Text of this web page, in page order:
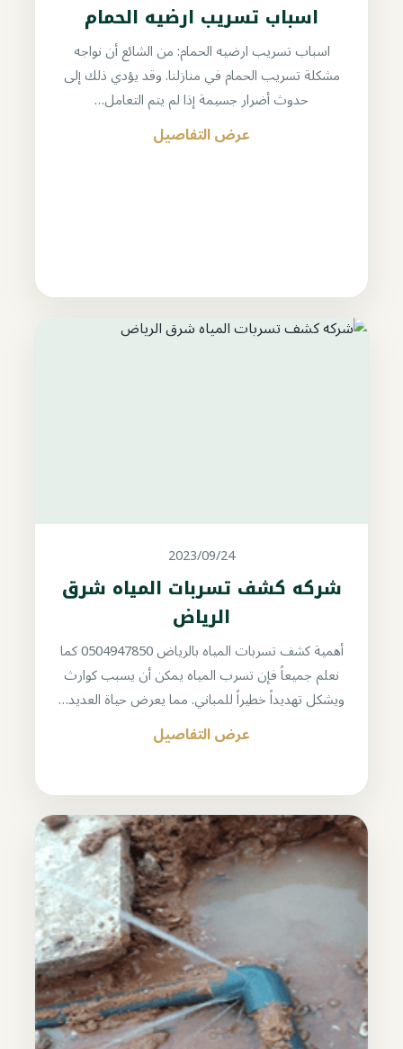
اسباب تسريب ارضيه الحمام
اسباب تسريب ارضيه الحمام: من الشائع أن نواجه
مشكلة تسريب الحمام في منازلنا. وقد يؤدي ذلك إلى
حدوث أضرار جسيمة إذا لم يتم التعامل…
عرض التفاصيل
2023/09/24
شركه كشف تسربات المياه شرق
الرياض
أهمية كشف تسربات المياه بالرياض 0504947850 كما
نعلم جميعاً فإن تسرب المياه يمكن أن يسبب كوارث
ويشكل تهديداً خطيراً للمباني. مما يعرض حياة العديد…
عرض التفاصيل